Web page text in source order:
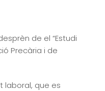
de el “Estudi
Precària i de
laboral, que es